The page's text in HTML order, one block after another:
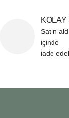
KOLAY
Satın
içinde
iade